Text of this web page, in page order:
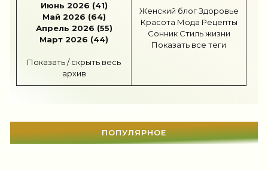
Здоровье (1538)
Гороскоп (57)
Тесты онлайн
Дом (299)
(4)
Июнь 2026 (41)
Май 2026 (64)
Апрель 2026 (55)
Март 2026 (44)
Показать / скрыть весь
архив
Женский блог Здоровье
Красота Мода Рецепты
Сонник Стиль жизни
Показать все теги
ПОПУЛЯРНОЕ